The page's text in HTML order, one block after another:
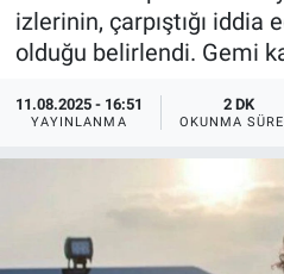
izlerinin, çarpıştığı iddia
olduğu belirlendi. Gemi
11.08.2025 - 16:51
YAYINLANMA
2 DK
OKUNMA